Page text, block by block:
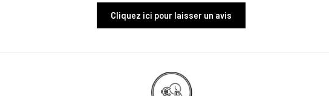
Cliquez ici pour laisser un avis